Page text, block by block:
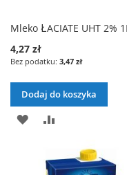
Mleko ŁACIATE UHT 2% 1L
4,27 zł
3,47 zł
Dodaj do koszyka
DODAJ
LISTY